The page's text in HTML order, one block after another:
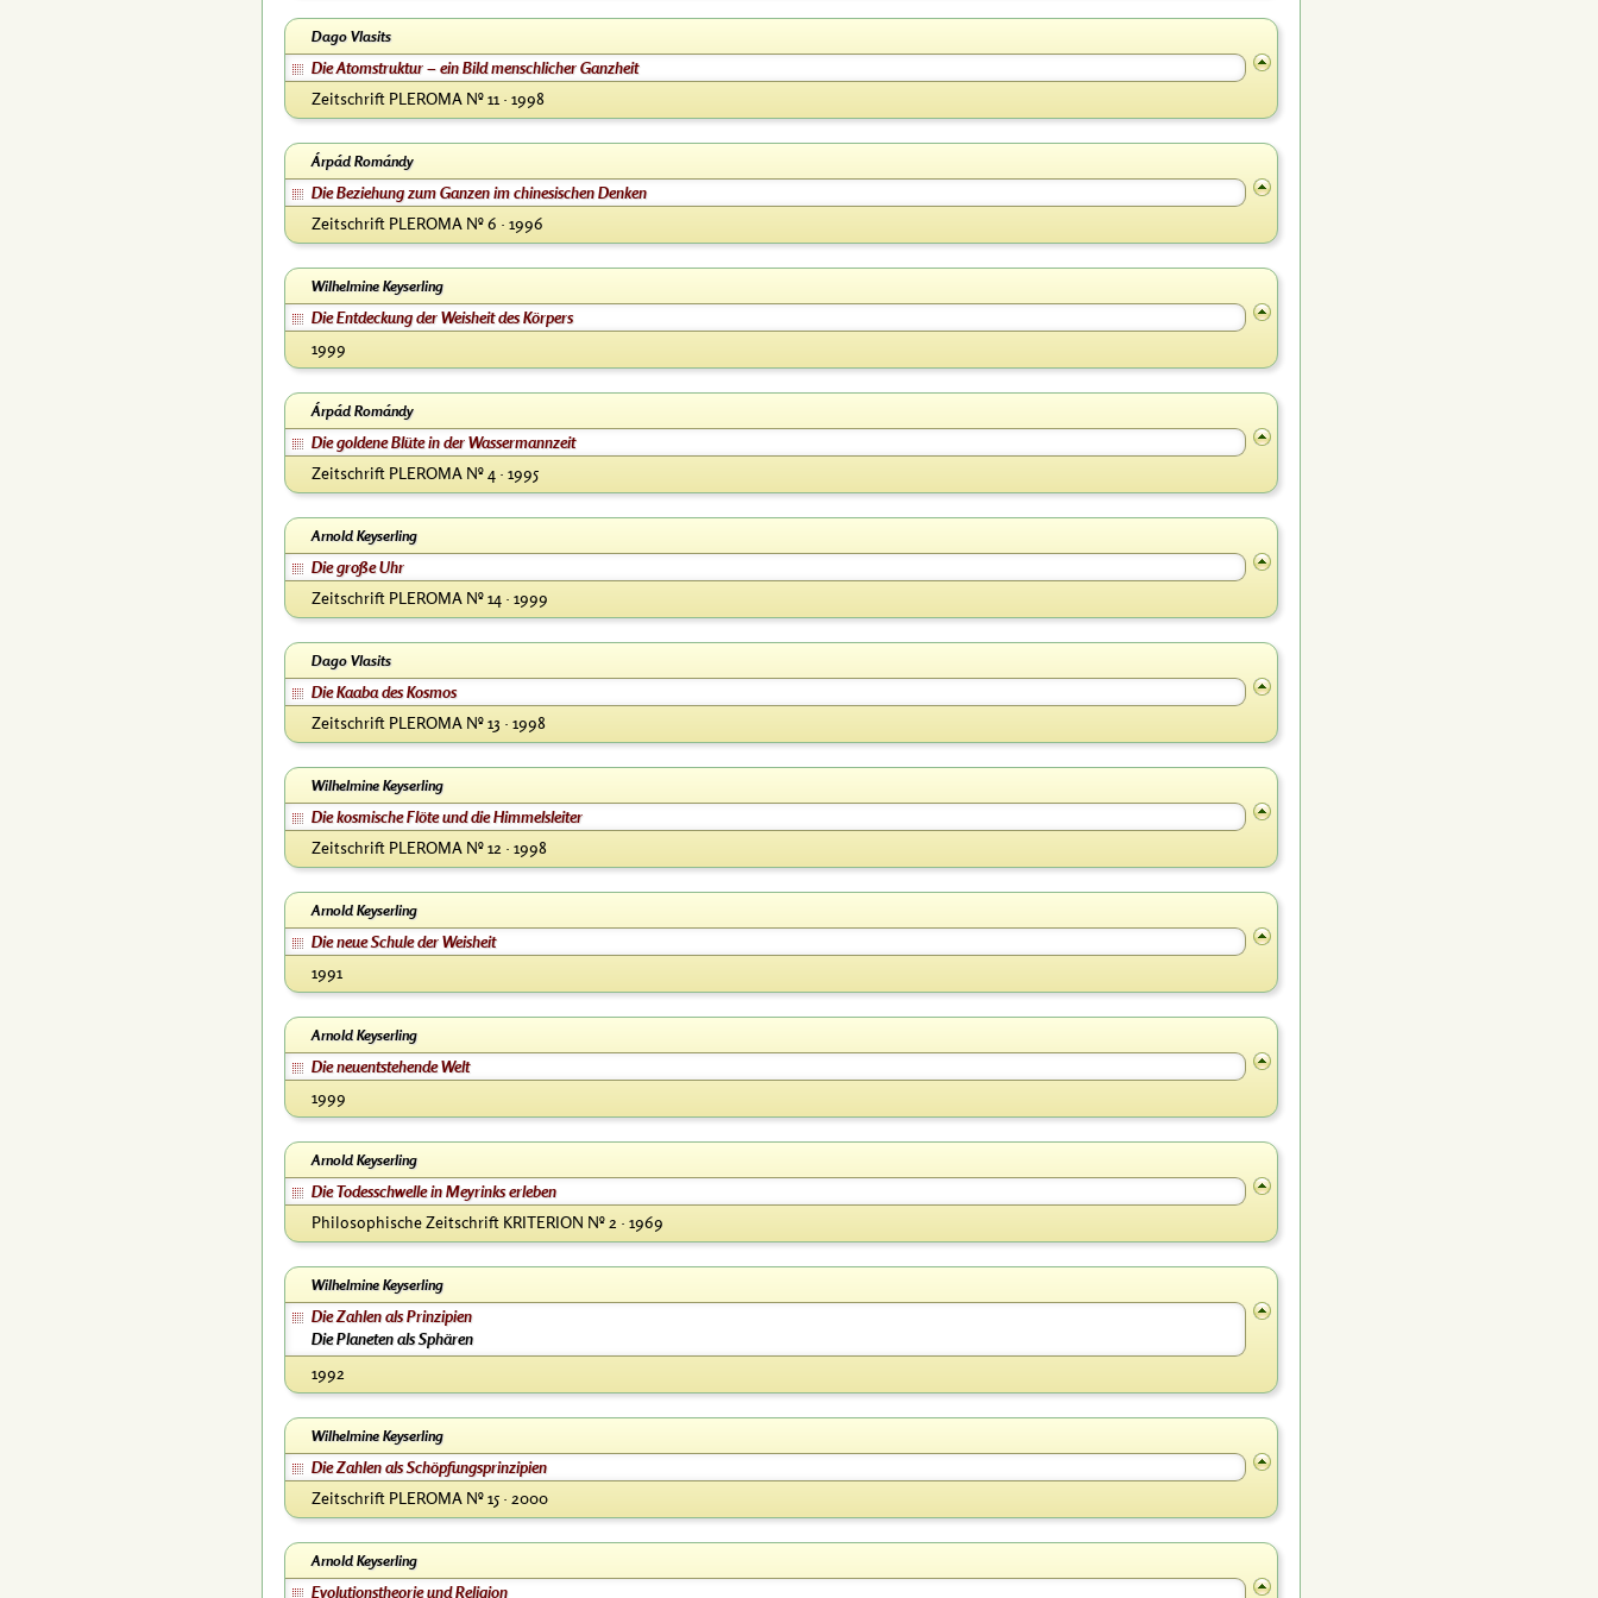
Dago Vlasits
Die Atomstruktur – ein Bild menschlicher Ganzheit
Zeitschrift PLEROMA Nº 11 · 1998
Árpád Romándy
Die Beziehung zum Ganzen im chinesischen Denken
Zeitschrift PLEROMA Nº 6 · 1996
Wilhelmine Keyserling
Die Entdeckung der Weisheit des Körpers
1999
Árpád Romándy
Die goldene Blüte in der Wassermannzeit
Zeitschrift PLEROMA Nº 4 · 1995
Arnold Keyserling
Die große Uhr
Zeitschrift PLEROMA Nº 14 · 1999
Dago Vlasits
Die Kaaba des Kosmos
Zeitschrift PLEROMA Nº 13 · 1998
Wilhelmine Keyserling
Die kosmische Flöte und die Himmelsleiter
Zeitschrift PLEROMA Nº 12 · 1998
Arnold Keyserling
Die neue Schule der Weisheit
1991
Arnold Keyserling
Die neuentstehende Welt
1999
Arnold Keyserling
Die Todesschwelle in Meyrinks erleben
Philosophische Zeitschrift KRITERION Nº 2 · 1969
Wilhelmine Keyserling
Die Zahlen als Prinzipien
Die Planeten als Sphären
1992
Wilhelmine Keyserling
Die Zahlen als Schöpfungsprinzipien
Zeitschrift PLEROMA Nº 15 · 2000
Arnold Keyserling
Evolutionstheorie und Religion